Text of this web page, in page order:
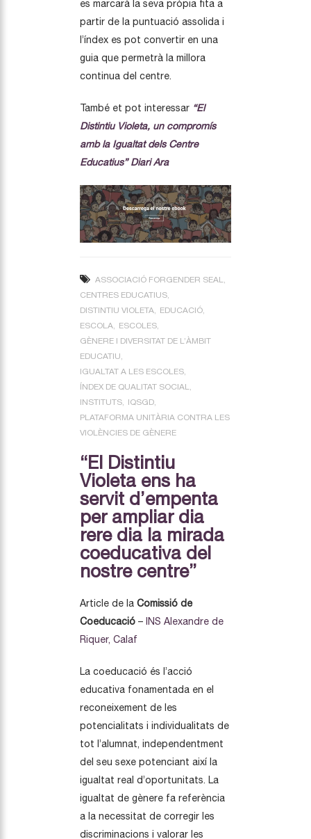
es marcarà la seva pròpia fita a
partir de la puntuació assolida i
l’índex es pot convertir en una
guia que permetrà la millora
continua del centre.
També et pot interessar “El
Distintiu Violeta, un compromís
amb la Igualtat dels Centre
Educatius” Diari Ara
ASSOCIACIÓ FORGENDER SEAL
CENTRES EDUCATIUS
DISTINTIU VIOLETA
EDUCACIÓ
ESCOLA
ESCOLES
GÈNERE I DIVERSITAT DE L’ÀMBIT
EDUCATIU
IGUALTAT A LES ESCOLES
ÍNDEX DE QUALITAT SOCIAL
INSTITUTS
IQSGD
PLATAFORMA UNITÀRIA CONTRA LES
VIOLÈNCIES DE GÈNERE
“El Distintiu
Violeta ens ha
servit d’empenta
per ampliar dia
rere dia la mirada
coeducativa del
nostre centre”
Article de la Comissió de
Coeducació – INS Alexandre de
Riquer, Calaf
La coeducació és l’acció
educativa fonamentada en el
reconeixement de les
potencialitats i individualitats de
tot l’alumnat, independentment
del seu sexe potenciant així la
igualtat real d’oportunitats. La
igualtat de gènere fa referència
a la necessitat de corregir les
discriminacions i valorar les